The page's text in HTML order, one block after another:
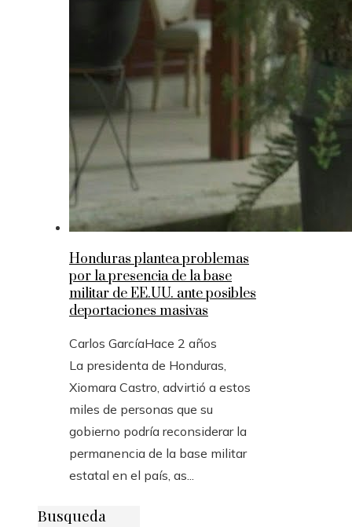
Honduras plantea problemas
por la presencia de la base
militar de EE.UU. ante posibles
deportaciones masivas
Carlos GarcíaHace 2 años
La presidenta de Honduras,
Xiomara Castro, advirtió a estos
miles de personas que su
gobierno podría reconsiderar la
permanencia de la base militar
estatal en el país, as...
Busqueda